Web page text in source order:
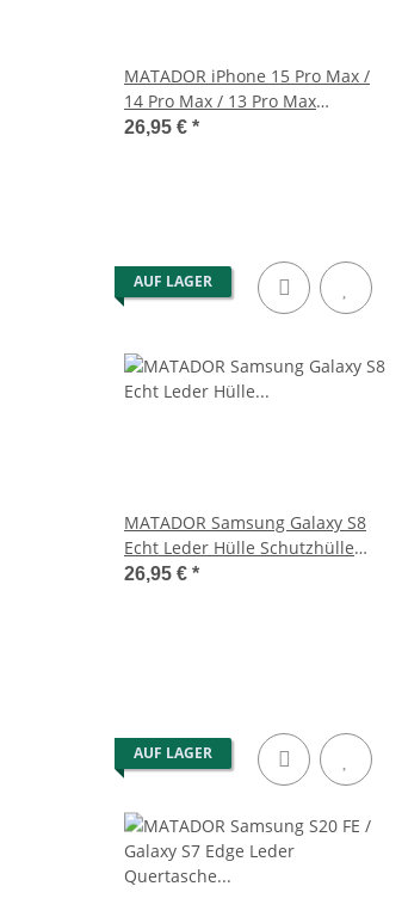
MATADOR iPhone 15 Pro Max /
14 Pro Max / 13 Pro Max
Ledertasche Quer Schwarz
26,95 € *
AUF LAGER
MATADOR Samsung Galaxy S8
Echt Leder Hülle Schutzhülle
Magnet Braun
26,95 € *
AUF LAGER